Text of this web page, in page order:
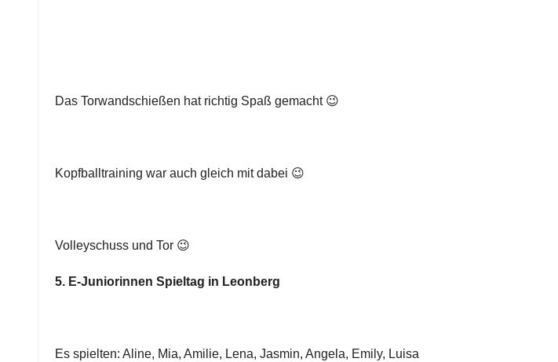
Das Torwandschießen hat richtig Spaß gemacht 😉
Kopfballtraining war auch gleich mit dabei 😉
Volleyschuss und Tor 😉
5. E-Juniorinnen Spieltag in Leonberg
Es spielten: Aline, Mia, Amilie, Lena, Jasmin, Angela, Emily, Luisa